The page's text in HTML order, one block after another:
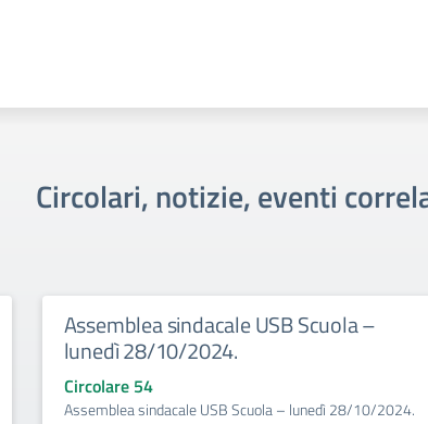
Circolari, notizie, eventi
Assemblea sindacale USB Scuola –
lunedì 28/10/2024.
Circolare 54
Assemblea sindacale USB Scuola – lunedì 28/10/2024.